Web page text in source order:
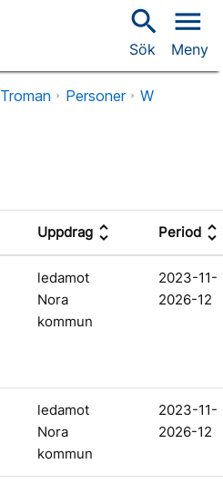
search
Sök
menu
Meny
Troman Personer W
Uppdrag unfold_more Period unfold_more
ledamot
Nora
kommun
2023-11-
2026-12
ledamot
Nora
kommun
2023-11-
2026-12